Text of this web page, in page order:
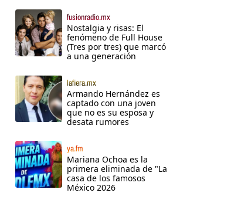
fusionradio.mx
Nostalgia y risas: El
fenómeno de Full House
(Tres por tres) que marcó
a una generación
lafiera.mx
Armando Hernández es
captado con una joven
que no es su esposa y
desata rumores
ya.fm
Mariana Ochoa es la
primera eliminada de "La
casa de los famosos
México 2026